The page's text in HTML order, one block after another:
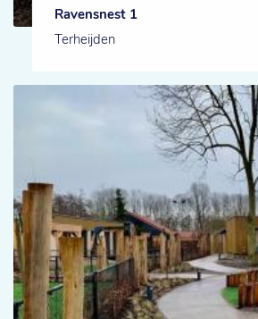
Ravensnest 1
Terheijden